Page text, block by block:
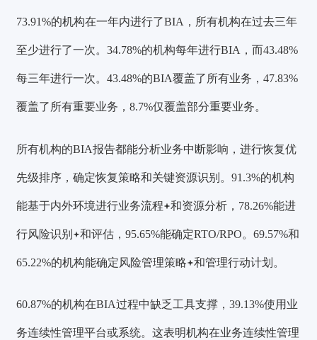
73.91%的机构在一年内进行了BIA，所有机构在过去三年
至少进行了一次。34.78%的机构每年进行BIA，而43.48%
每三年进行一次。43.48%的BIA覆盖了所有业务，47.83%
覆盖了所有重要业务，8.7%仅覆盖部分重要业务。
所有机构的BIA报告都能分析业务中断影响，进行恢复优
先级排序，确定恢复策略和关键资源识别。91.3%的机构
能基于内外环境进行业务流程 和资源分析，78.26%能进
行风险识别 和评估，95.65%能确定RTO/RPO。69.57%和
65.22%的机构能确定风险管理策略 和管理行动计划。
60.87%的机构在BIA过程中缺乏工具支撑，39.13%使用业
务连续性管理平台或系统。这表明机构在业务连续性管理